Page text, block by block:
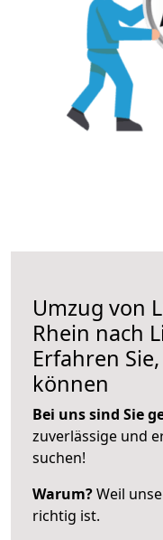
Umzug von
Rhein nach
Erfahren
können
Bei uns sind Sie
zuverlässige und
suchen!
Warum?Weil
richtig ist.